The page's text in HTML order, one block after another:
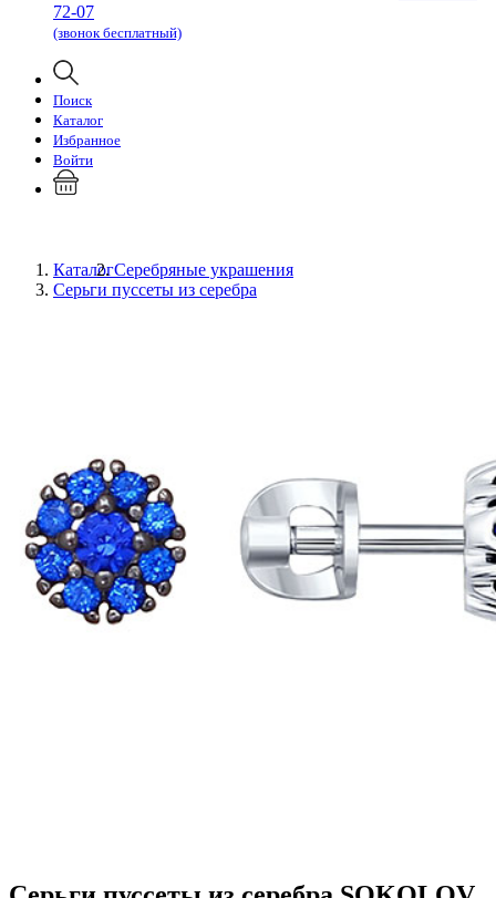
72-07
(звонок бесплатный)
Поиск
Каталог
Избранное
Войти
КаталогСеребряные украшения
Серьги пуссеты из серебра